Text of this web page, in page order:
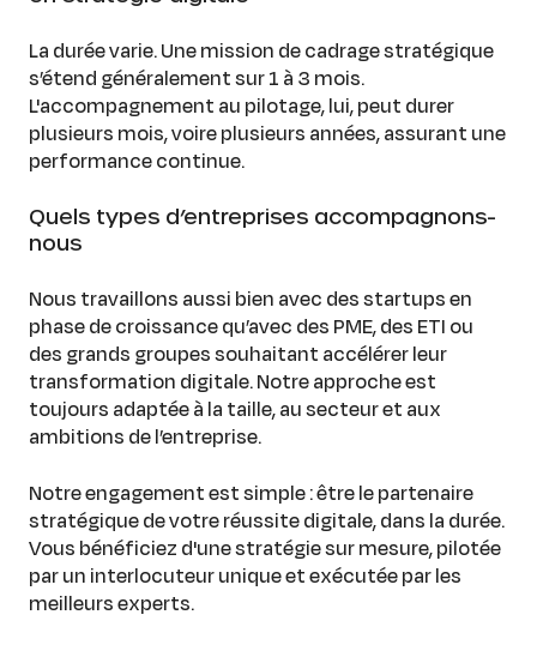
La durée varie. Une mission de cadrage stratégique
s’étend généralement sur 1 à 3 mois.
L'accompagnement au pilotage, lui, peut durer
plusieurs mois, voire plusieurs années, assurant une
performance continue.
Quels types d’entreprises accompagnons-
nous
Nous travaillons aussi bien avec des startups en
phase de croissance qu’avec des PME, des ETI ou
des grands groupes souhaitant accélérer leur
transformation digitale. Notre approche est
toujours adaptée à la taille, au secteur et aux
ambitions de l’entreprise.
Notre engagement est simple : être le partenaire
stratégique de votre réussite digitale, dans la durée.
Vous bénéficiez d'une stratégie sur mesure, pilotée
par un interlocuteur unique et exécutée par les
meilleurs experts.